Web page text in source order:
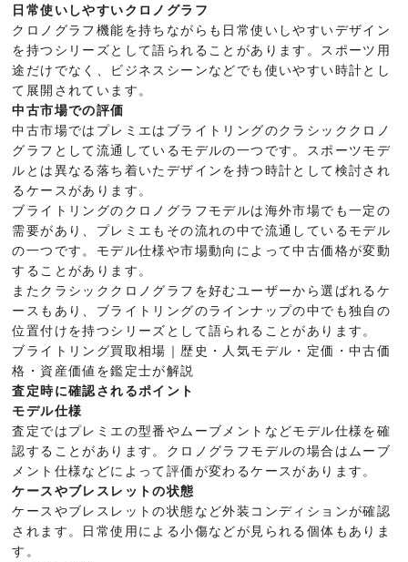
日常使いしやすいクロノグラフ
クロノグラフ機能を持ちながらも日常使いしやすいデザイン
を持つシリーズとして語られることがあります。スポーツ用
途だけでなく、ビジネスシーンなどでも使いやすい時計とし
て展開されています。
中古市場での評価
中古市場ではプレミエはブライトリングのクラシッククロノ
グラフとして流通しているモデルの一つです。スポーツモデ
ルとは異なる落ち着いたデザインを持つ時計として検討され
るケースがあります。
ブライトリングのクロノグラフモデルは海外市場でも一定の
需要があり、プレミエもその流れの中で流通しているモデル
の一つです。モデル仕様や市場動向によって中古価格が変動
することがあります。
またクラシッククロノグラフを好むユーザーから選ばれるケ
ースもあり、ブライトリングのラインナップの中でも独自の
位置付けを持つシリーズとして語られることがあります。
ブライトリング買取相場｜歴史・人気モデル・定価・中古価
格・資産価値を鑑定士が解説
査定時に確認されるポイント
モデル仕様
査定ではプレミエの型番やムーブメントなどモデル仕様を確
認することがあります。クロノグラフモデルの場合はムーブ
メント仕様などによって評価が変わるケースがあります。
ケースやブレスレットの状態
ケースやブレスレットの状態など外装コンディションが確認
されます。日常使用による小傷などが見られる個体もありま
す。